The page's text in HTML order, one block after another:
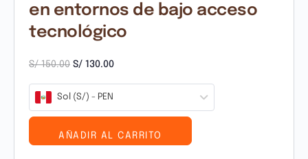
en entornos de bajo acceso
tecnológico
S/150.00 S/ 130.00
Sol (S/) - PEN
AÑADIR AL CARRITO